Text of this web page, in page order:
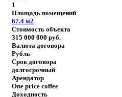
1
Площадь помещений
67.4 м2
Стоимость объекта
315 000 000 руб.
Валюта договора
Рубль
Срок договора
долгосрочный
Арендатор
One price coffee
Доходность